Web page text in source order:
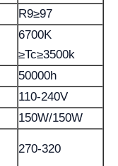
R9≥97
6700K
≥Tc≥3500k
50000h
110-240V
150W/150W
270-320